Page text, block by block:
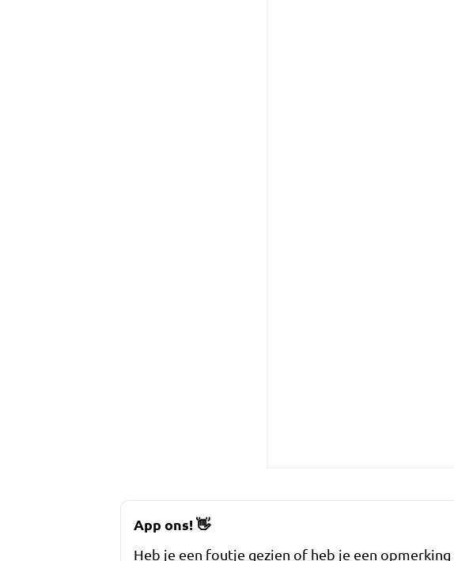
App ons!👋
Heb je een foutje gezien of heb je een